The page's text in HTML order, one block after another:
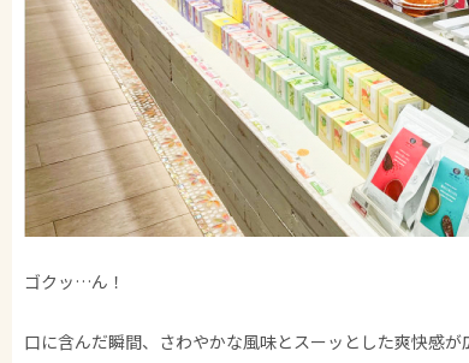
ゴクッ…ん！
口に含んだ瞬間、さわやかな風味とスーッとした爽快感が